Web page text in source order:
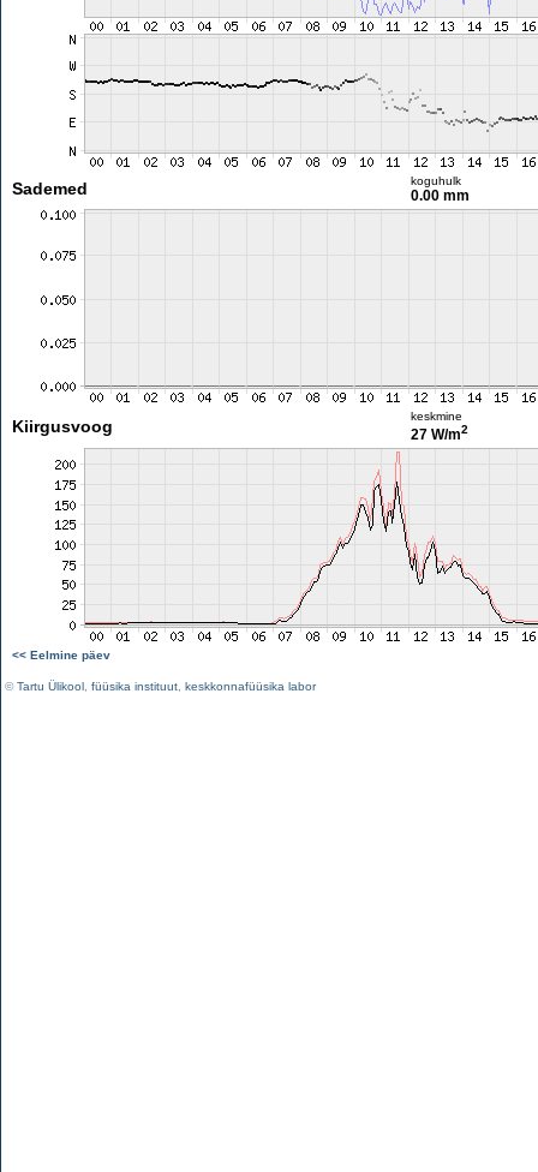
Sademed koguhulk
0.00 mm
Kiirgusvoog
keskmine
27 W/m2
<< Eelmine päev
©Tartu Ülikool füüsika instituut keskkonnafüüsika labor